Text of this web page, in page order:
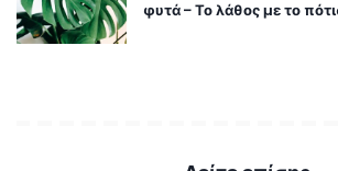
φυτά – Το λάθος με το